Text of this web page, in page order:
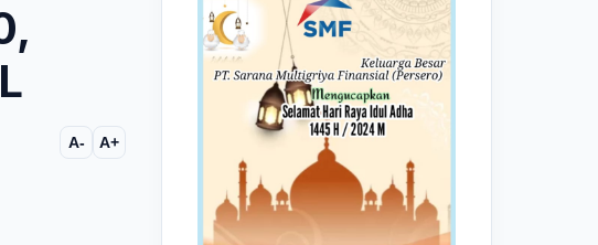
A- A+